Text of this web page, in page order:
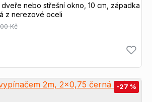
nebo střešní okno, 10 cm, západka
z nerezové oceli
Kč
-27 %